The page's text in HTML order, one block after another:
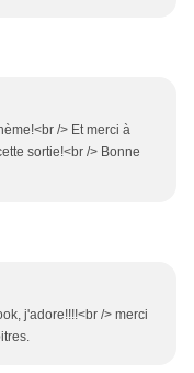
/> Et merci à
sortie!<br /> Bonne
j'adore!!!!<br /> merci